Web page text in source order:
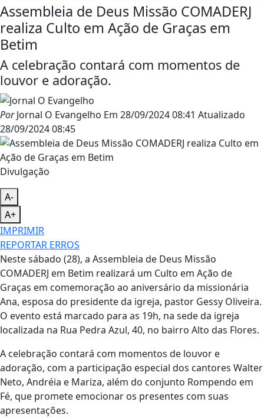
Assembleia de Deus Missão COMADERJ
realiza Culto em Ação de Graças em
Betim
A celebração contará com momentos de
louvor e adoração.
PorJornal O Evangelho Em 28/09/2024 08:41 Atualizado
28/09/2024 08:45
Divulgação
A-
A+
IMPRIMIR
REPORTAR ERROS
Neste sábado (28), a Assembleia de Deus Missão
COMADERJ em Betim realizará um Culto em Ação de
Graças em comemoração ao aniversário da missionária
Ana, esposa do presidente da igreja, pastor Gessy Oliveira.
O evento está marcado para as 19h, na sede da igreja
localizada na Rua Pedra Azul, 40, no bairro Alto das Flores.
A celebração contará com momentos de louvor e
adoração, com a participação especial dos cantores Walter
Neto, Andréia e Mariza, além do conjunto Rompendo em
Fé, que promete emocionar os presentes com suas
apresentações.